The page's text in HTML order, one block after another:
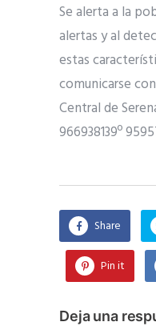
Se alerta a la
alertas y al
estas
comunicarse
Central de
966938139º
Share
Pin it
Deja una